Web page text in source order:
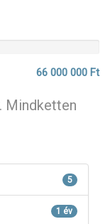
66 000 000 Ft
Mindketten
5
1 év